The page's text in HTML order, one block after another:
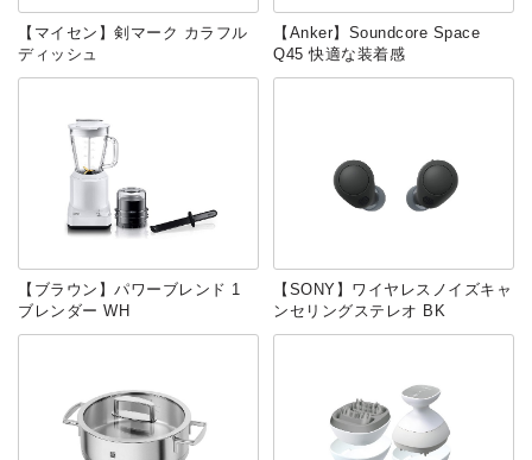
【マイセン】剣マーク カラフル
ディッシュ
【Anker】Soundcore Space
Q45 快適な装着感
【ブラウン】パワーブレンド 1
ブレンダー WH
【SONY】ワイヤレスノイズキャ
ンセリングステレオ BK